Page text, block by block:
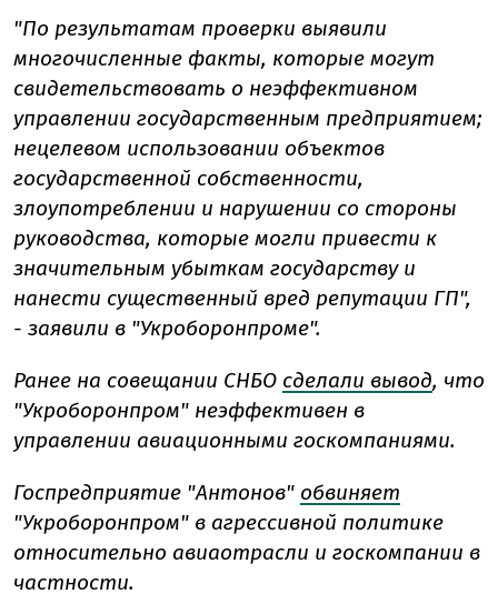
"По результатам проверки выявили
многочисленные факты, которые могут
свидетельствовать о неэффективном
управлении государственным предприятием;
нецелевом использовании объектов
государственной собственности,
злоупотреблении и нарушении со стороны
руководства, которые могли привести к
значительным убыткам государству и
нанести существенный вред репутации ГП",
- заявили в "Укроборонпроме".
Ранее на совещании СНБО сделали вывод, что
"Укроборонпром" неэффективен в
управлении авиационными госкомпаниями.
Госпредприятие "Антонов" обвиняет
"Укроборонпром" в агрессивной политике
относительно авиаотрасли и госкомпании в
частности.